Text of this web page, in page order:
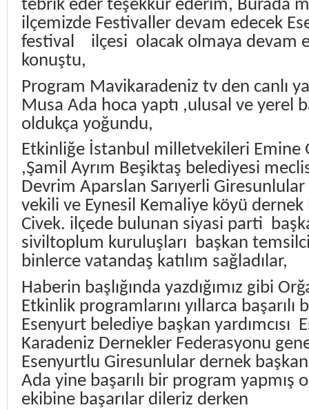
tebrik eder teşekkür ederim, Burada
ilçemizde Festivaller devam edecek
festival
ilçesi olacak olmaya devam
konuştu,
Program Mavikaradeniz tv den canlı
Musa Ada hoca yaptı ,ulusal ve yerel
oldukça yoğundu,
Etkinliğe İstanbul milletvekileri Emine
,Şamil Ayrım Beşiktaş belediyesi
Devrim Aparslan Sarıyerli
vekili ve Eynesil Kemaliye köyü dernek
Civek. ilçede bulunan siyasi parti
siviltoplum kuruluşları başkan
binlerce vatandaş katılım sağladılar,
Haberin başlığında yazdığımız gibi
Etkinlik programlarını yıllarca başarılı
Esenyurt belediye başkan yardımcısı
Karadeniz Dernekler Federasyonu
Esenyurtlu Giresunlular dernek
Ada yine başarılı bir program yapmış
ekibine başarılar dileriz derken